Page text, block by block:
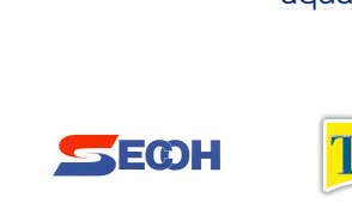
pour des petits bassins et des bassins
Ce type de filtre est très efficace. Il se
bassin.